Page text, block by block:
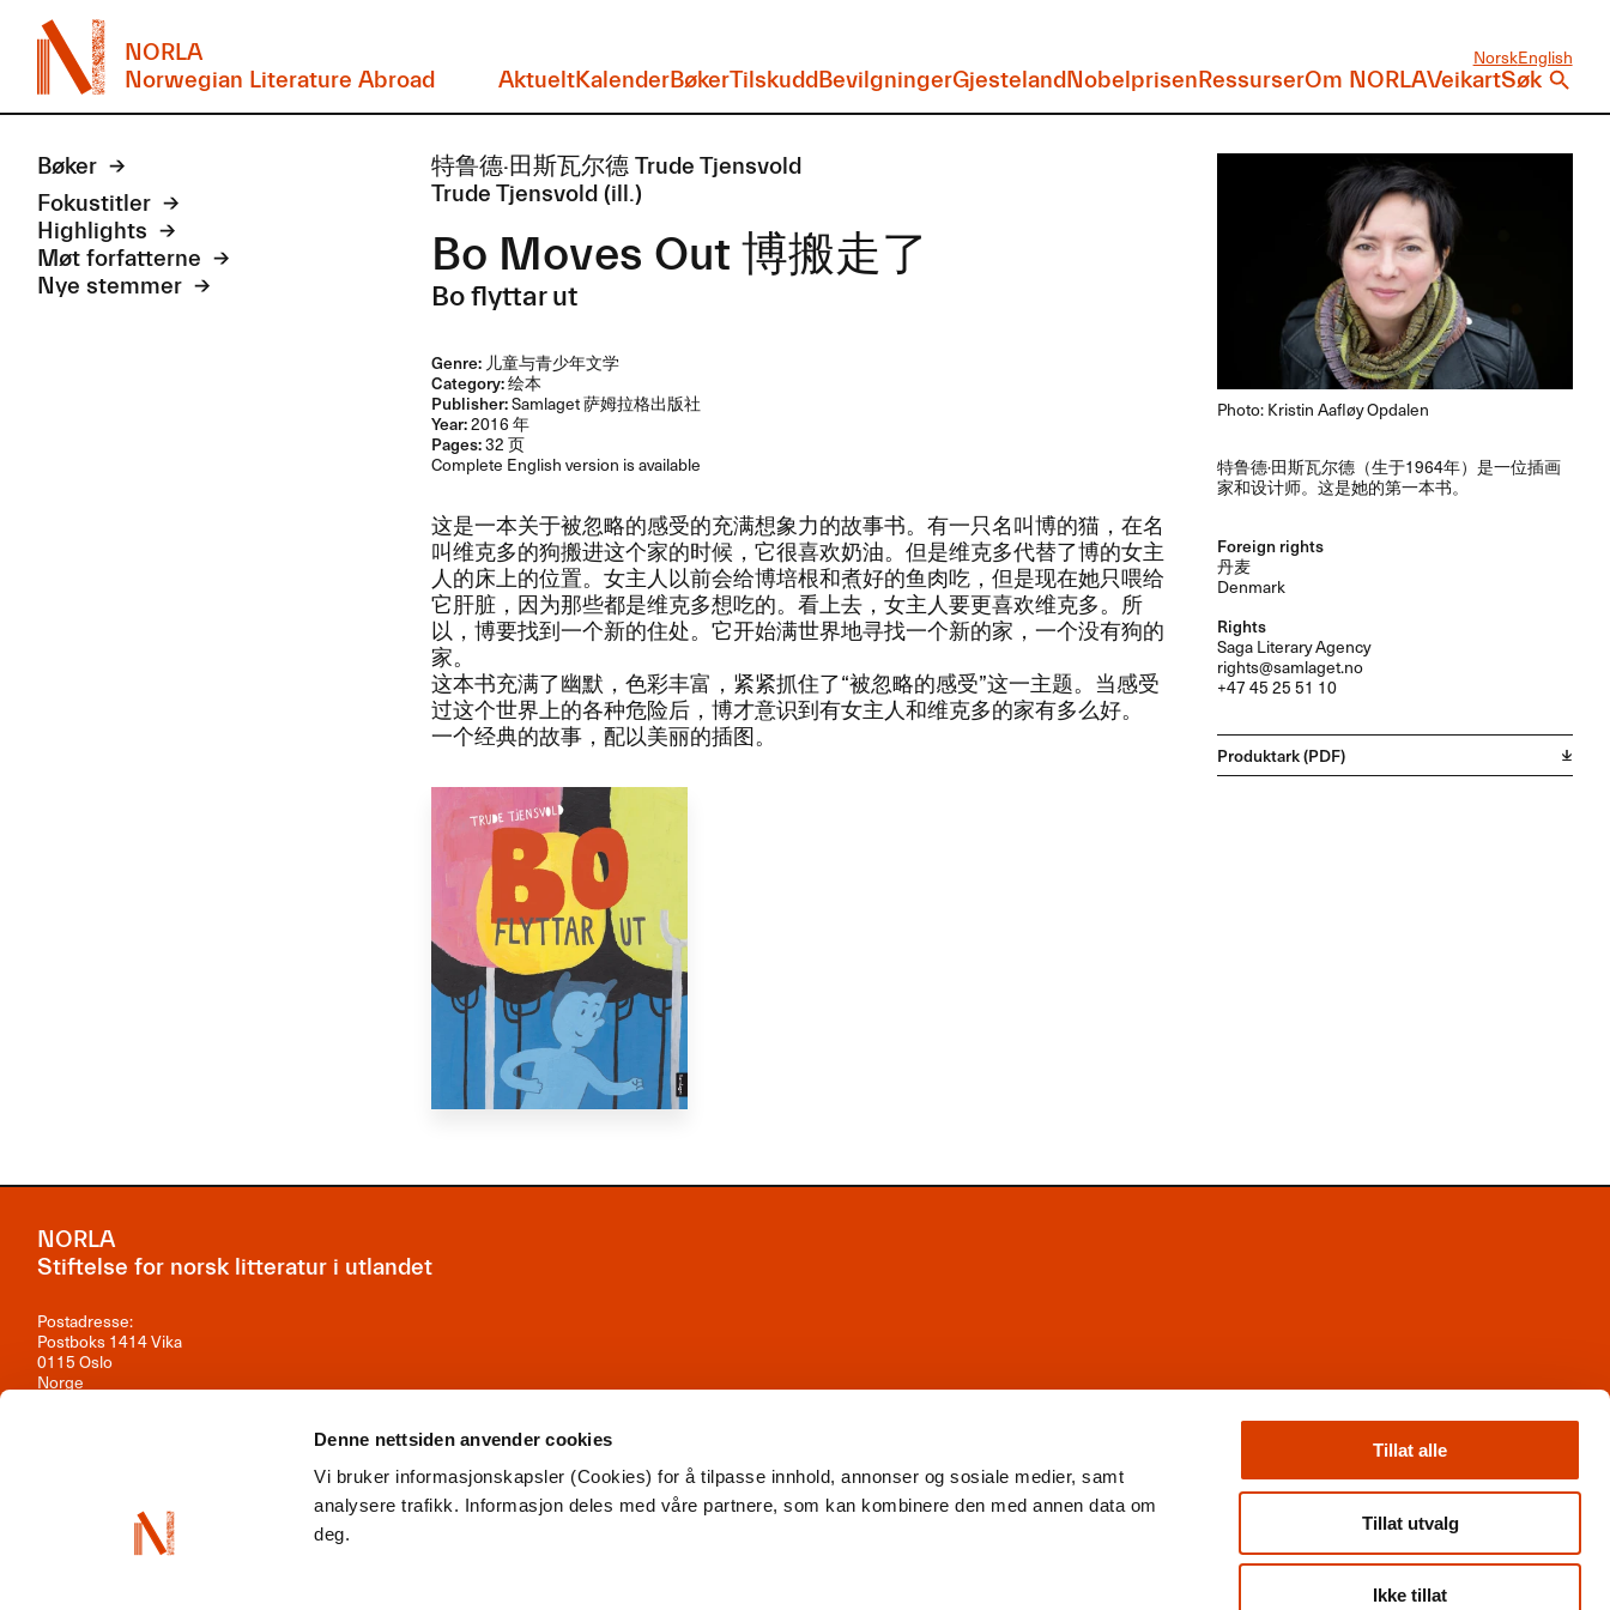
Denne nettsiden anvender cookies
Vi bruker informasjonskapsler (Cookies) for å tilpasse innhold, annonser og sosiale medier, samt
analysere trafikk. Informasjon deles med våre partnere, som kan kombinere den med annen data om
deg.
Tillat alle
Tillat utvalg
Ikke tillat
NORLA
Norwegian Literature Abroad
NorskEnglish
AktueltKalenderBøkerTilskuddBevilgningerGjestelandNobelprisenRessurserOm NORLAVeikartSøk
Bøker
Fokustitler
Highlights
Møt forfatterne
Nye stemmer
特鲁德·田斯瓦尔德 Trude Tjensvold
Trude Tjensvold (ill.)
Bo Moves Out ​博搬走了
Bo flyttar ut
Genre:儿童与青少年文学
Category:绘本
Publisher:Samlaget 萨姆拉格出版社
Year:2016 年
Pages:32 页
Complete English version is available
​这是一本关于被忽略的感受的充满想象力的故事书。​有一只名叫博的猫，​在名
叫维克多的狗搬进这个家的时候，​它很喜欢奶油。​但是维克多代替了博的女主
人的床上的位置。​女主人以前会给博培根和煮好的鱼肉吃，​但是现在她只喂给
它肝脏，​因为那些都是维克多想吃的。​看上去，​女主人要更喜欢维克多。​所
以，​博要找到一个新的住处。​它开始满世界地寻找一个新的家，​一个没有狗的
家。​​
​这本书充满了幽默，​色彩丰富，​紧紧抓住了“被忽略的感受”这一主题。​当感受
过这个世界上的各种危险后，​博才意识到有女主人和维克多的家有多么好。
​一个经典的故事，​配以美丽的插图。​​
Photo: Kristin Aafløy Opdalen
​特鲁德·田斯瓦尔德​（生于​1964​年）​是一位插画
家和设计师。​这是她的第一本书。​​
Foreign rights
丹麦
Denmark
Rights
Saga Literary Agency
rights@samlaget.no
+47 45 25 51 10
Produktark (PDF)
NORLA
Stiftelse for norsk litteratur i utlandet
Postadresse:
Postboks 1414 Vika
0115 Oslo
Norge
Org.nr: 981 242 297
Nyhetsbrev
Books from Norway